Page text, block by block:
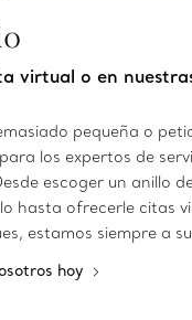
virtual o en
pequeña o
los expertos de
escoger un anillo
hasta ofrecerle citas
estamos siempre a
hoy